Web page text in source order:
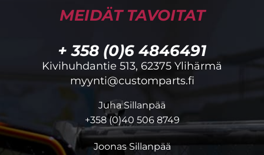
MEIDÄT TAVOITAT
+ 358 (0)6 4846491
Kivihuhdantie 513, 62375 Ylihärmä
myynti@customparts.fi
Juha Sillanpää
+358 (0)40 506 8749
Joonas Sillanpää